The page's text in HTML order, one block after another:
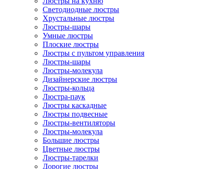
Светодиодные люстры
Хрустальные люстры
Люстры-шары
Умные люстры
Плоские люстры
Люстры с пультом управления
Люстры-шары
Люстры-молекула
Дизайнерские люстры
Люстры-кольца
Люстра-паук
Люстры каскадные
Люстры подвесные
Люстры-вентиляторы
Люстры-молекула
Большие люстры
Цветные люстры
Люстры-тарелки
Дорогие люстры